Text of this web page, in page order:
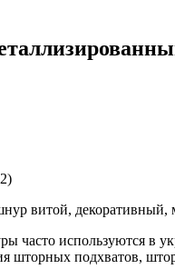
витой,
часто используются в
шторных подхватов,